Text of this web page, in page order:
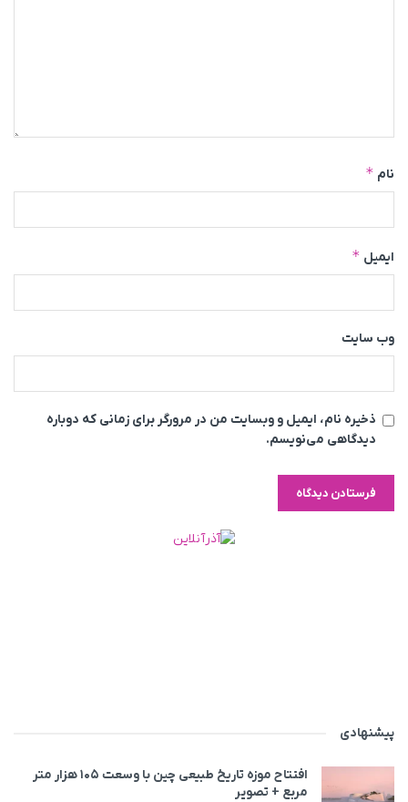
نام *
ایمیل *
وب‌ سایت
ذخیره نام، ایمیل و وبسایت من در مرورگر برای زمانی که دوباره
دیدگاهی می‌نویسم.
پیشنهادی
افتتاح موزه تاریخ طبیعی چین با وسعت ۱۰۵ هزار متر
مربع + تصویر